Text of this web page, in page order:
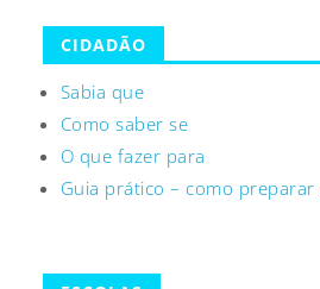
CIDADÃO
Sabia que
Como saber se
O que fazer para
Guia prático – como preparar